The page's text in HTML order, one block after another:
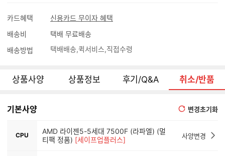
카드혜택
신용카드 무이자 혜택
배송비
택배 무료배송
배송방법
택배배송 퀵서비스 직접수령
상품사양 상품정보 후기/Q&A 취소/반품
기본사양 변경초기화
CPU
AMD 라이젠5-5세대 7500F (라파엘) (멀
티팩 정품) [세이프업플러스] 사양변경